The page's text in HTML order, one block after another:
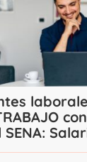
SENA: